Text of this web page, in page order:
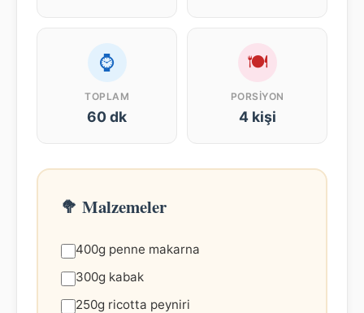
⌚
TOPLAM
60 dk
🍽
PORSIYON
4 kişi
🥦 Malzemeler
400g penne makarna
300g kabak
250g ricotta peyniri